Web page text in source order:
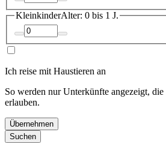
KleinkinderAlter: 0 bis 1 J.
Ich reise mit Haustieren an
So werden nur Unterkünfte angezeigt, die
erlauben.
Übernehmen
Suchen